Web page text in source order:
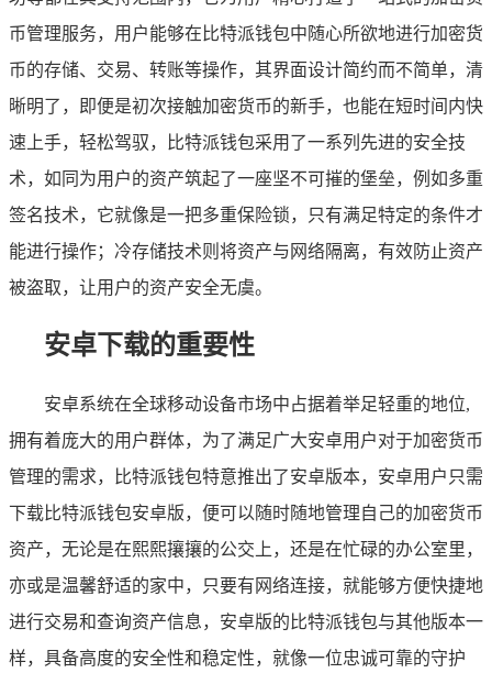
币管理服务，用户能够在比特派钱包中随心所欲地进行加密货
币的存储、交易、转账等操作，其界面设计简约而不简单，清
晰明了，即便是初次接触加密货币的新手，也能在短时间内快
速上手，轻松驾驭，比特派钱包采用了一系列先进的安全技
术，如同为用户的资产筑起了一座坚不可摧的堡垒，例如多重
签名技术，它就像是一把多重保险锁，只有满足特定的条件才
能进行操作；冷存储技术则将资产与网络隔离，有效防止资产
被盗取，让用户的资产安全无虞。
安卓下载的重要性
安卓系统在全球移动设备市场中占据着举足轻重的地位,
拥有着庞大的用户群体，为了满足广大安卓用户对于加密货币
管理的需求，比特派钱包特意推出了安卓版本，安卓用户只需
下载比特派钱包安卓版，便可以随时随地管理自己的加密货币
资产，无论是在熙熙攘攘的公交上，还是在忙碌的办公室里，
亦或是温馨舒适的家中，只要有网络连接，就能够方便快捷地
进行交易和查询资产信息，安卓版的比特派钱包与其他版本一
样，具备高度的安全性和稳定性，就像一位忠诚可靠的守护